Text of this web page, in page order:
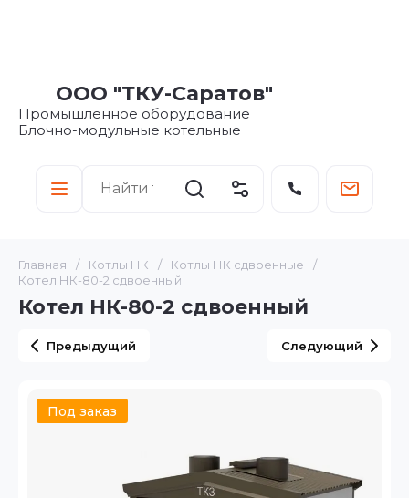
ООО "ТКУ-Саратов"
Промышленное оборудование
Блочно-модульные котельные
Главная / Котлы НК / Котлы НК сдвоенные
/
Котел НК-80-2 сдвоенный
Котел НК-80-2 сдвоенный
Предыдущий Следующий
Под заказ